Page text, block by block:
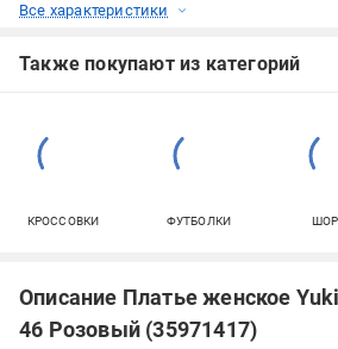
Все характеристики
Также покупают из категорий
КРОССОВКИ ФУТБОЛКИ
Описание Платье женское
46 Розовый (35971417)